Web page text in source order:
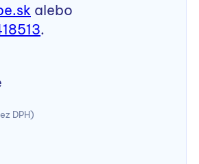
alebo
.
DPH)